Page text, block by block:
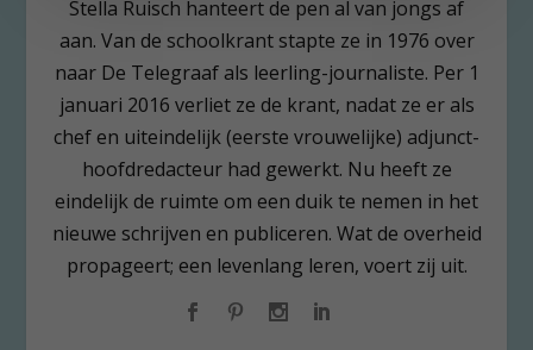
Stella Ruisch hanteert de pen al van jongs af
aan. Van de schoolkrant stapte ze in 1976 over
naar De Telegraaf als leerling-journaliste. Per 1
januari 2016 verliet ze de krant, nadat ze er als
chef en uiteindelijk (eerste vrouwelijke) adjunct-
hoofdredacteur had gewerkt. Nu heeft ze
eindelijk de ruimte om een duik te nemen in het
nieuwe schrijven en publiceren. Wat de overheid
propageert; een levenlang leren, voert zij uit.